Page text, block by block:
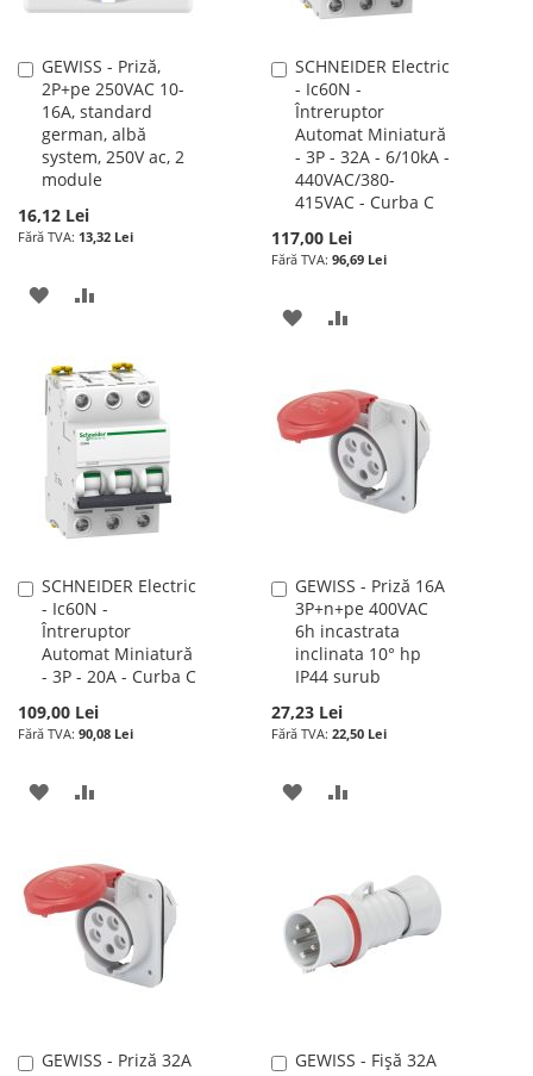
GEWISS - Priză,
2P+pe 250VAC 10-
16A, standard
german, albă
system, 250V ac, 2
module
16,12 Lei
13,32 Lei
Adauga
în
cos
ADAUGATI
LISTA
DE
DORINTE
COMPARARE
SCHNEIDER Electric
- Ic60N -
Întreruptor
Automat Miniatură
- 3P - 32A - 6/10kA -
440VAC/380-
415VAC - Curba C
117,00 Lei
96,69 Lei
Adauga
în
cos
ADAUGATI
LISTA
DE
DORINTE
COMPARARE
SCHNEIDER Electric
- Ic60N -
Întreruptor
Automat Miniatură
- 3P - 20A - Curba C
109,00 Lei
90,08 Lei
Adauga
în
cos
ADAUGATI
LISTA
DE
DORINTE
COMPARARE
GEWISS - Priză 16A
3P+n+pe 400VAC
6h incastrata
inclinata 10° hp
IP44 surub
27,23 Lei
22,50 Lei
Adauga
în
cos
ADAUGATI
DE
DORINTE
COMPARARE
GEWISS - Priză 32A
Adauga
GEWISS - Fișă 32A
Adauga